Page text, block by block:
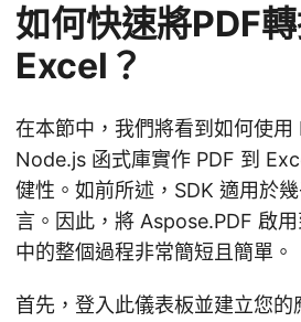
如何快速將PDF
Excel？
在本節中，我們將看到如何使用
Node.js 函式庫實作 PDF 到
健性。如前所述，SDK 適用於
言。因此，將 Aspose.PDF 啟
中的整個過程非常簡短且簡單。
首先，登入此儀表板並建立您的